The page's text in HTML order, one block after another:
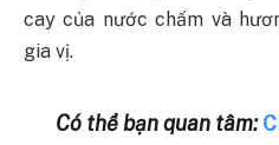
cay của nước chấm và
gia vị.
Có thể bạn quan tâm: